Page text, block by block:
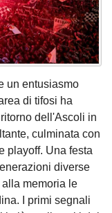
un entusiasmo
di tifosi ha
dell'Ascoli in
culminata con
playoff. Una festa
diverse
memoria le
I primi segnali